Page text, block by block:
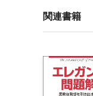
パズル一覧
チュー
墓碑銘
第1章　チ
関連書籍